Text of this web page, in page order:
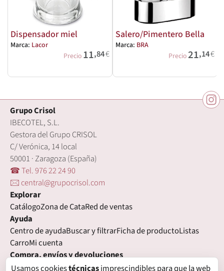
Dispensador miel
Marca: Lacor
Precio 11,84€
Salero/Pimentero Bella
Marca: BRA
Precio21,14€
Grupo Crisol
IBECOTEL, S.L.
Gestora del Grupo CRISOL
C/ Verónica, 14 local
50001 · Zaragoza (España)
☎ Tel. 976 22 24 90
🖂 central@grupocrisol.com
Explorar
CatálogoZona de CataRed de ventas
Ayuda
Centro de ayudaBuscar y filtrarFicha de productoListas
CarroMi cuenta
Compra, envíos y devoluciones
Condiciones de compraFormas de pagoGastos de envío
Usamos cookiestécnicasimprescindibles para que la web